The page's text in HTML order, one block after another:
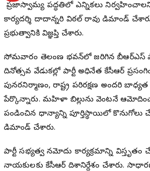
ప్రజాస్వామ్య పద్ధతిలో ఎన్నికలు
కార్యదర్శి దాదాన్నగారి విఠల్ రావు డిమాండ్
ప్రభుత్వానికి విజ్ఞప్తి చేశారు.
సోమవారం తెలంగాణ భవన్‌లో జరిగిన బీఆర్ఎస్
దినోత్సవ వేడుకల్లో పార్టీ అధినేత కేసీఆర్
పునరనిర్మాణం, రాష్ట్ర పరిరక్షణ అందరి
పేర్కొన్నారు. మహిళా బిల్లును వెంటనే
పండించిన ధాన్యాన్ని పూర్తిస్థాయిలో కొనుగోలు
డిమాండ్ చేశారు.
పార్టీ సభ్యత్వ నమోదు కార్యక్రమాన్ని విస్తృతంగా
నాయకులకు కేసీఆర్ దిశానిర్దేశం చేశారు.